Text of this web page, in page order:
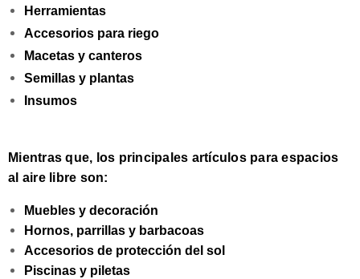
Herramientas
Accesorios para riego
Macetas y canteros
Semillas y plantas
Insumos
Mientras que, los principales artículos para espacios
al aire libre son:
Muebles y decoración
Hornos, parrillas y barbacoas
Accesorios de protección del sol
Piscinas y piletas